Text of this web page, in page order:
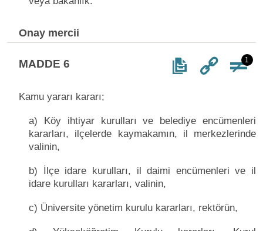
Onay mercii
MADDE 6 1
Kamu yararı kararı;
a) Köy ihtiyar kurulları ve belediye encümenleri
kararları, ilçelerde kaymakamın, il merkezlerinde
valinin,
b) İlçe idare kurulları, il daimi encümenleri ve il
idare kurulları kararları, valinin,
c) Üniversite yönetim kurulu kararları, rektörün,